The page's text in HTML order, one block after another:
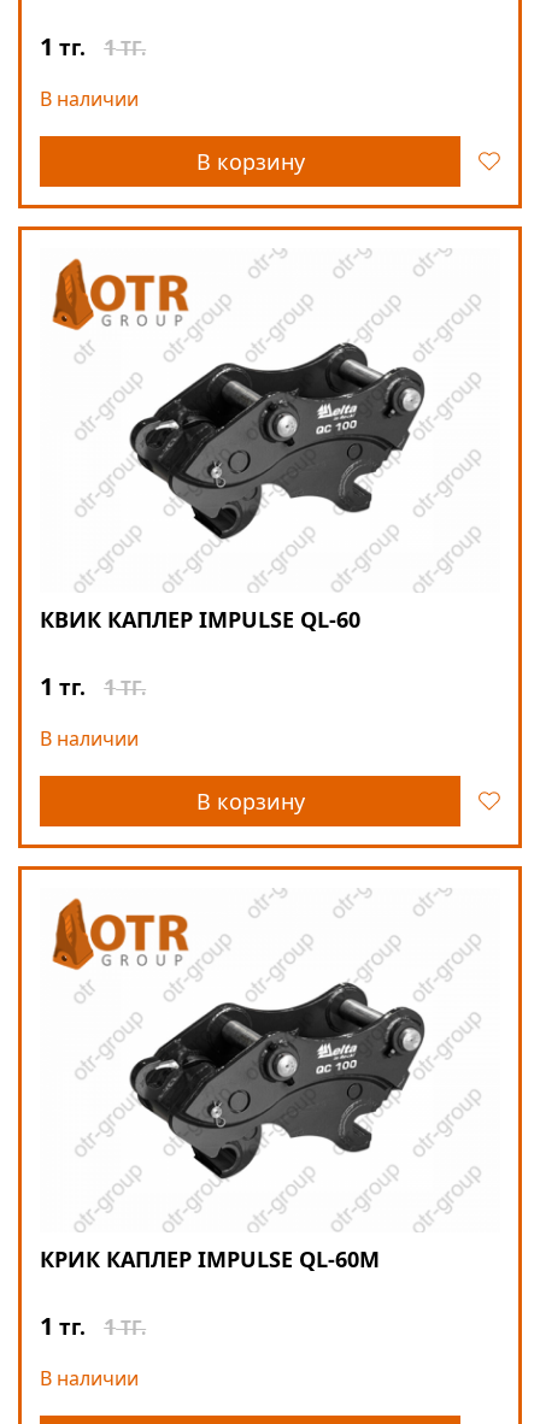
1 тг. 1ТГ.
В корзину
В наличии
КВИК КАПЛЕР IMPULSE QL-60
1 тг. 1ТГ.
В корзину
В наличии
КРИК КАПЛЕР IMPULSE QL-60М
1 тг. 1ТГ.
В наличии